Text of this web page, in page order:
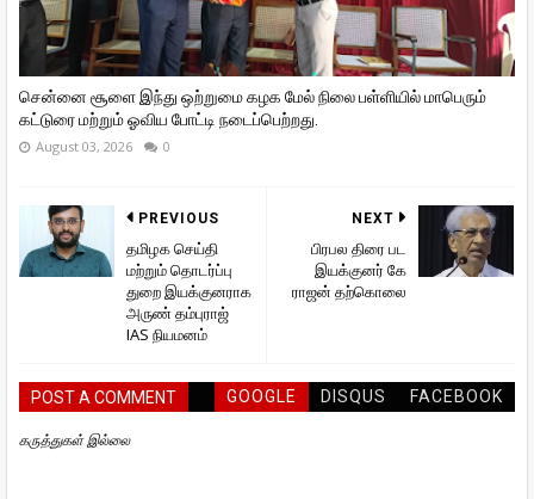
சென்னை சூளை இந்து ஒற்றுமை கழக மேல் நிலை பள்ளியில் மாபெரும்
கட்டுரை மற்றும் ஓவிய போட்டி நடைப்பெற்றது.
August 03, 2026 0
NEXT
பிரபல திரை பட
இயக்குனர் கே
ராஜன் தற்கொலை
PREVIOUS
தமிழக செய்தி
மற்றும் தொடர்ப்பு
துறை இயக்குனராக
அருண் தம்புராஜ்
IAS நியமனம்
POST A COMMENT GOOGLE DISQUS FACEBOOK
கருத்துகள் இல்லை